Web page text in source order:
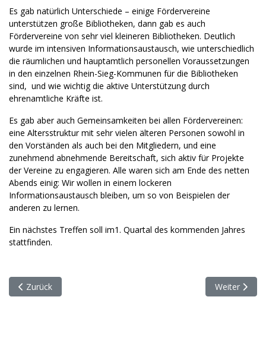
Es gab natürlich Unterschiede – einige Fördervereine
unterstützen große Bibliotheken, dann gab es auch
Fördervereine von sehr viel kleineren Bibliotheken. Deutlich
wurde im intensiven Informationsaustausch, wie unterschiedlich
die räumlichen und hauptamtlich personellen Voraussetzungen
in den einzelnen Rhein-Sieg-Kommunen für die Bibliotheken
sind, und wie wichtig die aktive Unterstützung durch
ehrenamtliche Kräfte ist.
Es gab aber auch Gemeinsamkeiten bei allen Fördervereinen:
eine Altersstruktur mit sehr vielen älteren Personen sowohl in
den Vorständen als auch bei den Mitgliedern, und eine
zunehmend abnehmende Bereitschaft, sich aktiv für Projekte
der Vereine zu engagieren. Alle waren sich am Ende des netten
Abends einig: Wir wollen in einem lockeren
Informationsaustausch bleiben, um so von Beispielen der
anderen zu lernen.
Ein nächstes Treffen soll im1. Quartal des kommenden Jahres
stattfinden.
Vorheriger Beitrag: Nach der Sommerpause ist wieder viel los!
Zurück Nächster
Weiter